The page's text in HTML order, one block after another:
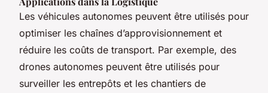
Les véhicules autonomes peuvent être utilisés pour
optimiser les chaînes d’approvisionnement et
réduire les coûts de transport. Par exemple, des
drones autonomes peuvent être utilisés pour
surveiller les entrepôts et les chantiers de